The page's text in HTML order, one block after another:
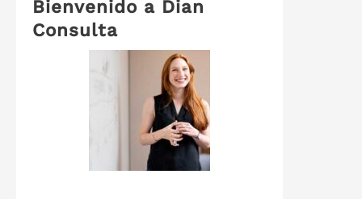
Bienvenido a Dian
Consulta